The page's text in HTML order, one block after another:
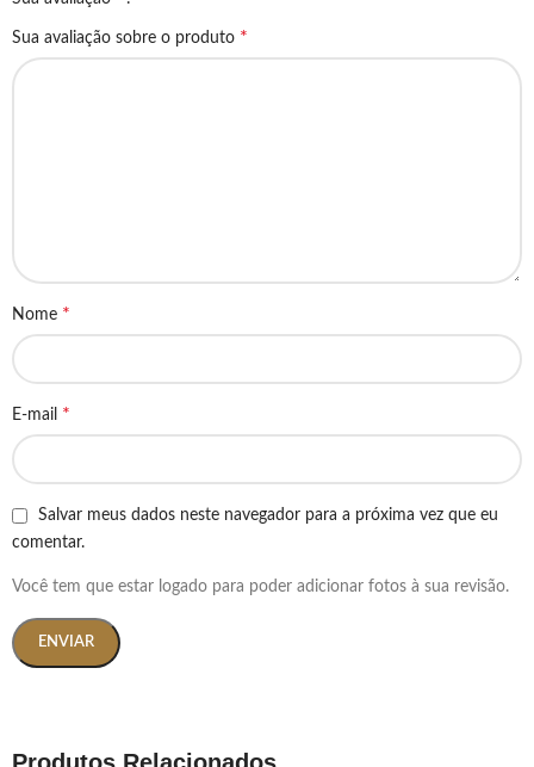
Sua avaliação sobre o produto *
Nome *
E-mail *
Salvar meus dados neste navegador para a próxima vez que eu
comentar.
Você tem que estar logado para poder adicionar fotos à sua revisão.